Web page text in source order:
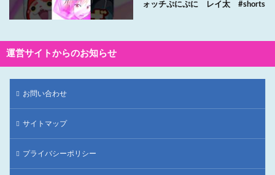
ォッチぷにぷに レイ太 #shorts
運営サイトからのお知らせ
お問い合わせ
サイトマップ
プライバシーポリシー